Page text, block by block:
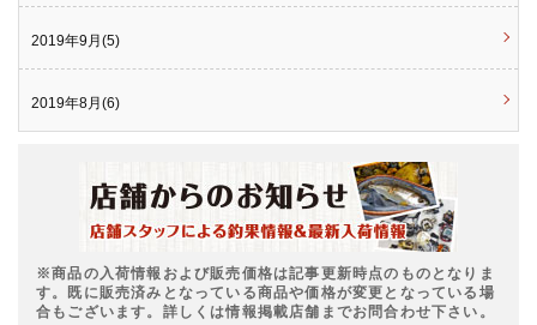
2019年9月(5)
2019年8月(6)
※商品の入荷情報および販売価格は記事更新時点のものとなりま
す。既に販売済みとなっている商品や価格が変更となっている場
合もございます。詳しくは情報掲載店舗までお問合わせ下さい。